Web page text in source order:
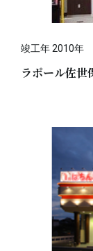
竣工年 2010年
ラポール佐世